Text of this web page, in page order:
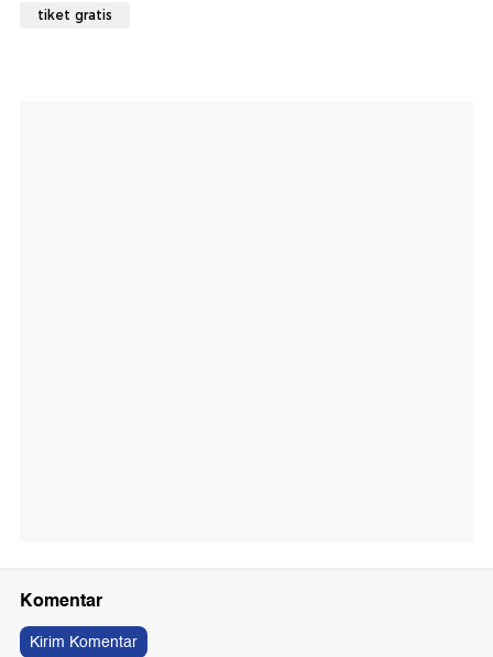
tiket gratis
Komentar
Kirim Komentar